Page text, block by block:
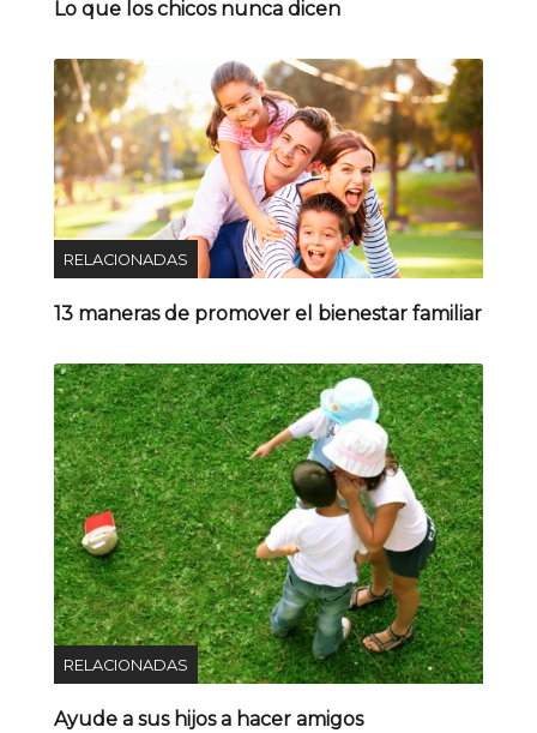
Lo que los chicos nunca dicen
RELACIONADAS
13 maneras de promover el bienestar familiar
RELACIONADAS
Ayude a sus hijos a hacer amigos